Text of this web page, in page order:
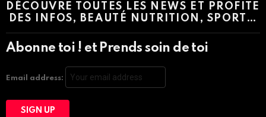
DÉCOUVRE TOUTES LES NEWS ET PROFITE
DES INFOS, BEAUTÉ NUTRITION, SPORT…
Abonne toi ! et Prends soin de toi
Email address: